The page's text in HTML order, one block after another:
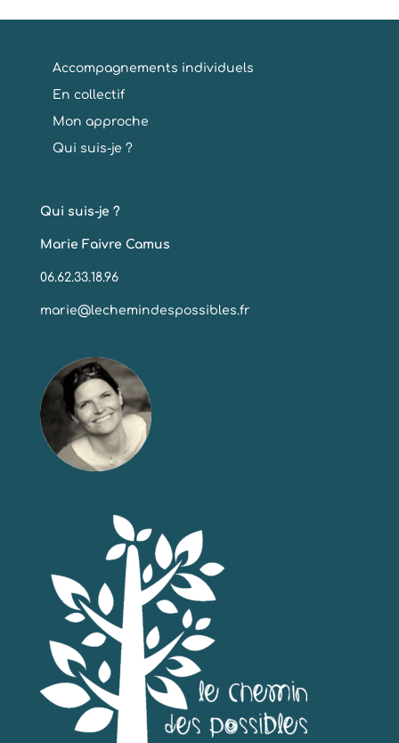
Accompagnements individuels
En collectif
Mon approche
Qui suis-je ?
Qui suis-je ?
Marie Faivre Camus
06.62.33.18.96
marie@lechemindespossibles.fr